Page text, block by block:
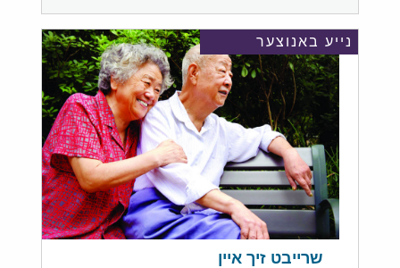
נייע באנוצער
שרייבט זיך איין